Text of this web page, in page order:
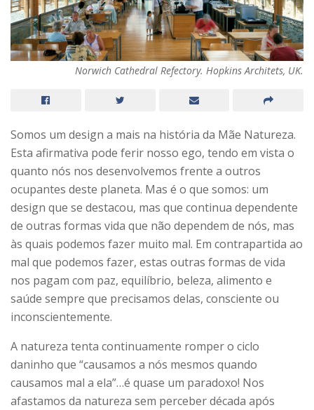
Norwich Cathedral Refectory. Hopkins Architets, UK.
Somos um design a mais na história da Mãe Natureza.
Esta afirmativa pode ferir nosso ego, tendo em vista o
quanto nós nos desenvolvemos frente a outros
ocupantes deste planeta. Mas é o que somos: um
design que se destacou, mas que continua dependente
de outras formas vida que não dependem de nós, mas
às quais podemos fazer muito mal. Em contrapartida ao
mal que podemos fazer, estas outras formas de vida
nos pagam com paz, equilíbrio, beleza, alimento e
saúde sempre que precisamos delas, consciente ou
inconscientemente.
A natureza tenta continuamente romper o ciclo
daninho que “causamos a nós mesmos quando
causamos mal a ela”…é quase um paradoxo! Nos
afastamos da natureza sem perceber década após